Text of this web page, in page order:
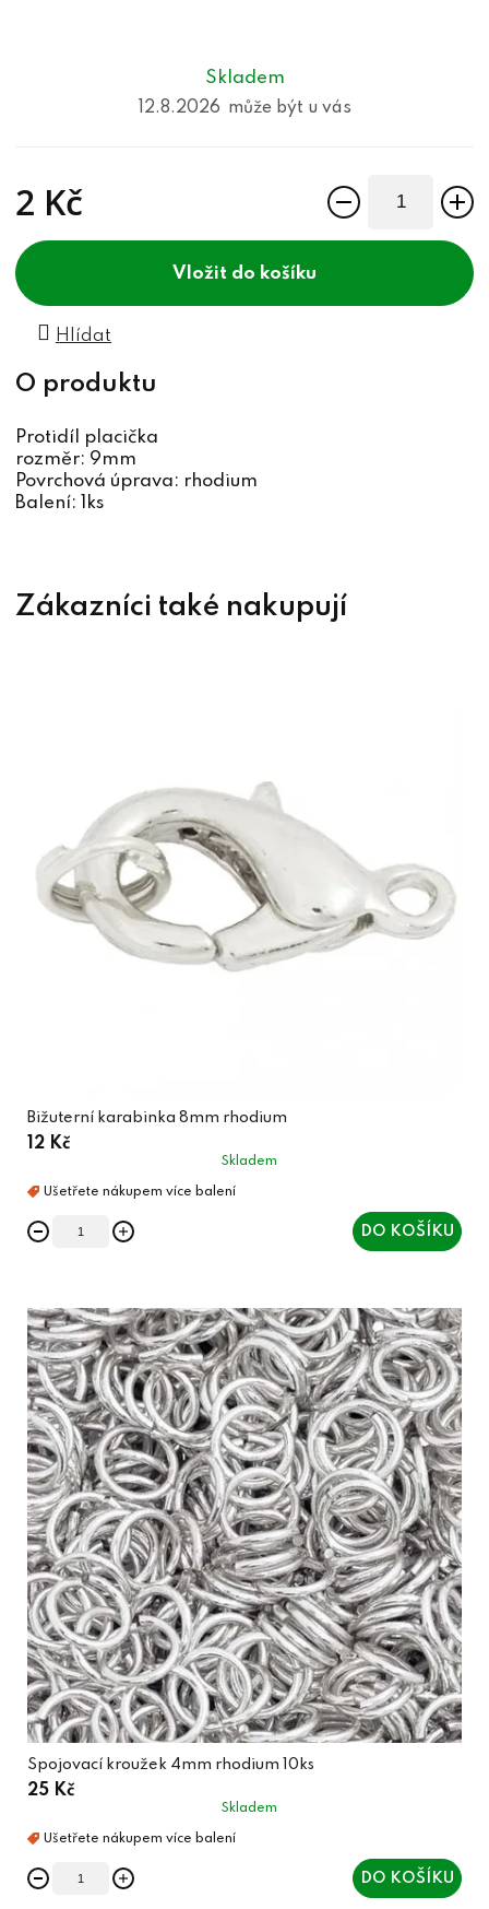
Skladem
12.8.2026
2 Kč
do košíku
Hlídat
Protidíl placička
rozměr: 9mm
Povrchová úprava: rhodium
Balení: 1ks
Bižuterní karabinka 8mm rhodium
12 Kč
Skladem
DO KOŠÍKU
Spojovací kroužek 4mm rhodium 10ks
25 Kč
Skladem
DO KOŠÍKU